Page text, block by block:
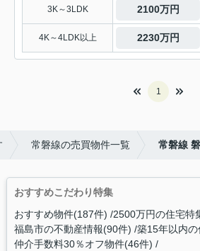
3K～3LDK 2100万円
4K～4LDK以上 2230万円
1
常磐線の売買物件一覧 常磐線
おすすめこだわり特集
おすすめ物件(187件) 2500万円の住宅特
福島市の不動産情報(90件) 築15年以内
仲介手数料30％オフ物件(46件)